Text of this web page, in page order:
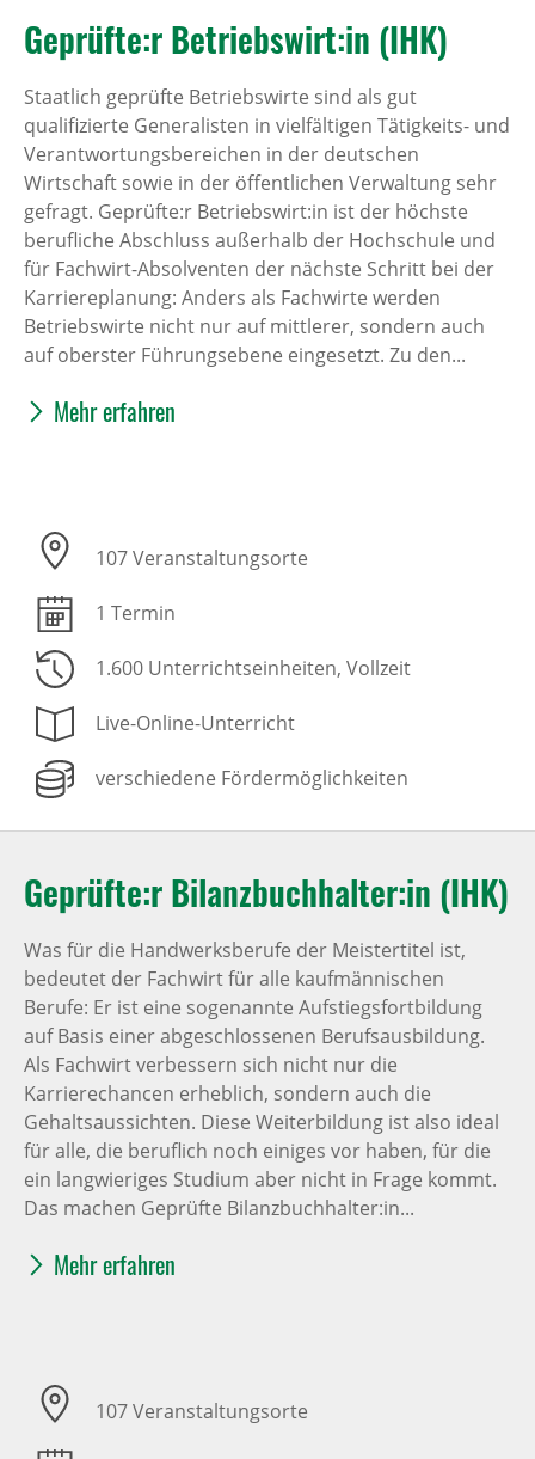
Geprüfte:r Betriebswirt:in (IHK)
Staatlich geprüfte Betriebswirte sind als gut
qualifizierte Generalisten in vielfältigen Tätigkeits- und
Verantwortungsbereichen in der deutschen
Wirtschaft sowie in der öffentlichen Verwaltung sehr
gefragt. Geprüfte:r Betriebswirt:in ist der höchste
berufliche Abschluss außerhalb der Hochschule und
für Fachwirt-Absolventen der nächste Schritt bei der
Karriereplanung: Anders als Fachwirte werden
Betriebswirte nicht nur auf mittlerer, sondern auch
auf oberster Führungsebene eingesetzt. Zu den...
Mehr erfahren
107 Veranstaltungsorte
1 Termin
1.600 Unterrichtseinheiten, Vollzeit
Live-Online-Unterricht
verschiedene Fördermöglichkeiten
Geprüfte:r Bilanzbuchhalter:in (IHK)
Was für die Handwerksberufe der Meistertitel ist,
bedeutet der Fachwirt für alle kaufmännischen
Berufe: Er ist eine sogenannte Aufstiegsfortbildung
auf Basis einer abgeschlossenen Berufsausbildung.
Als Fachwirt verbessern sich nicht nur die
Karrierechancen erheblich, sondern auch die
Gehaltsaussichten. Diese Weiterbildung ist also ideal
für alle, die beruflich noch einiges vor haben, für die
ein langwieriges Studium aber nicht in Frage kommt.
Das machen Geprüfte Bilanzbuchhalter:in...
Mehr erfahren
107 Veranstaltungsorte